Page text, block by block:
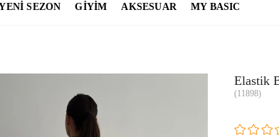
SEZON GİYİM AKSESUAR MY BASIC
Elastik
(11898)